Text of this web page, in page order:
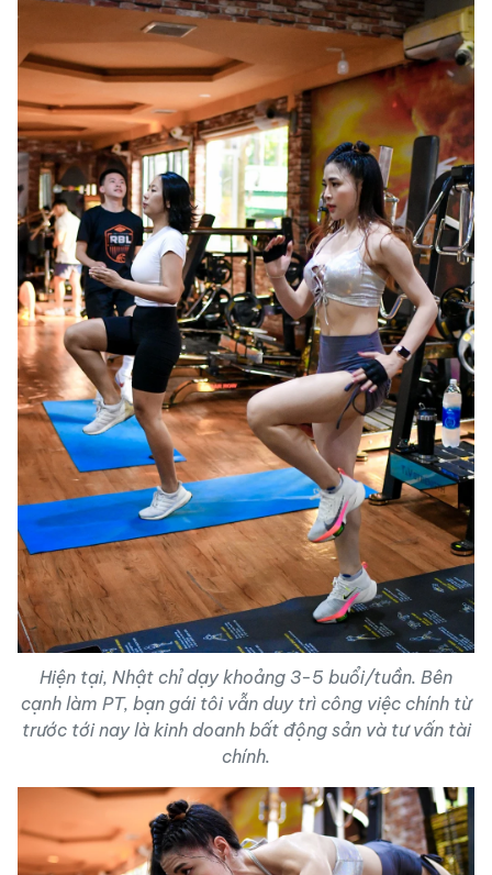
Hiện tại, Nhật chỉ dạy khoảng 3-5 buổi/tuần. Bên
cạnh làm PT, bạn gái tôi vẫn duy trì công việc chính từ
trước tới nay là kinh doanh bất động sản và tư vấn tài
chính.